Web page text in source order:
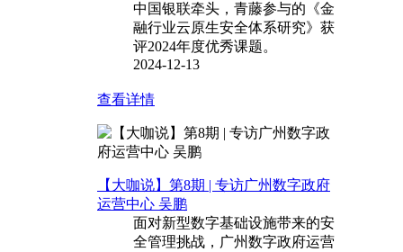
中国银联牵头，青藤参与的《金
融行业云原生安全体系研究》获
评2024年度优秀课题。
2024-12-13
查看详情
【大咖说】第8期 | 专访广州数字政府
运营中心 吴鹏
面对新型数字基础设施带来的安
全管理挑战，广州数字政府运营